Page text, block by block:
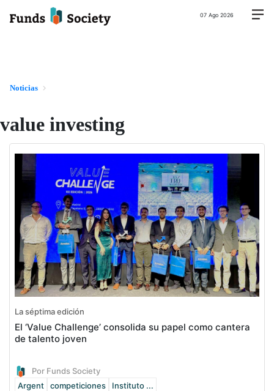
07 Ago 2026
Noticias
value investing
La séptima edición
El ‘Value Challenge’ consolida su papel como cantera
de talento joven
Por Funds Society
Argent
competiciones Instituto ...